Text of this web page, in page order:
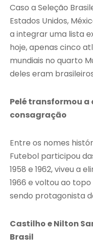
Caso a Seleção
Estados Unidos,
a integrar uma lista
hoje, apenas cinco
mundiais no quarto
deles eram
Pelé transformou
consagração
Entre os nomes
Futebol participou
1958 e 1962, viveu a
1966 e voltou ao
sendo protagonista
Castilho e Nilton
Brasil